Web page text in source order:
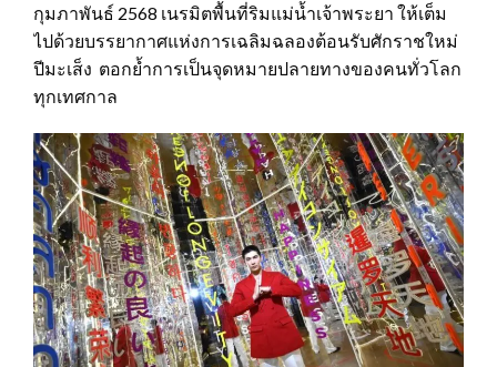
กุมภาพันธ์ 2568 เนรมิตพื้นที่ริมแม่น้ำเจ้าพระยา ให้เต็ม
ไปด้วยบรรยากาศแห่งการเฉลิมฉลองต้อนรับศักราชใหม่
ปีมะเส็ง ตอกย้ำการเป็นจุดหมายปลายทางของคนทั่วโลก
ทุกเทศกาล